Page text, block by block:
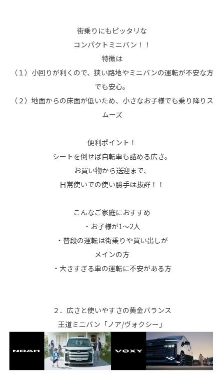
街乗りにもピッタリな
コンパクトミニバン！！
特徴は
（１）小回りが利くので、狭い路地やミニバンの運転が不安な方
でも安心。
（２）地面からの床面が低いため、小さなお子様でも乗り降りス
ムーズ
便利ポイント！
シートを倒せば自転車も詰める広さ。
お買い物から送迎まで、
日常使いでの使い勝手は抜群！！
こんなご家庭におすすめ
・お子様が1～2人
・普段の運転は街乗りや買い出しが
メインの方
・大きすぎる車の運転に不安がある方
２．広さと使いやすさの黄金バランス
王道ミニバン「ノア/ヴォクシー」